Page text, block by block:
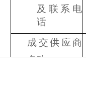
及联系电
话
成交供应商
名称